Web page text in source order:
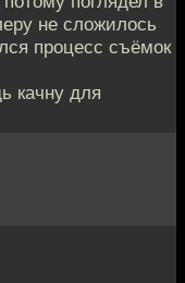
не сложилось
процесс съёмок
качну для